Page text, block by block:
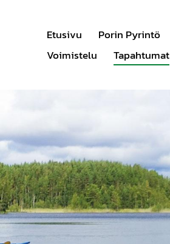
Etusivu Porin Pyrintö
Voimistelu
Tapahtumat